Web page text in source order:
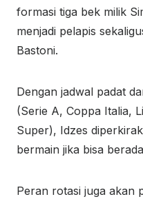
formasi tiga bek milik
menjadi pelapis
Bastoni.
Dengan jadwal padat
(Serie A, Coppa Italia,
Super), Idzes
bermain jika bisa
Peran rotasi juga akan